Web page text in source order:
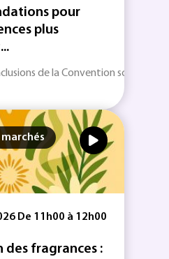
pour
plus
de la Convention scientifique
De 11h00 à 12h00
des fragrances :